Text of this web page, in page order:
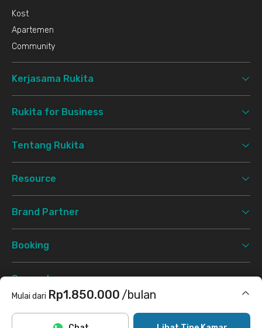
Mulai dari Rp1.850.000 /bulan
Termasuk internet/wifi, cleaning
Kost
Apartemen
Community
Kerjasama Rukita
Rukita for Business
Tentang Rukita
Resource
Brand Partner
Booking
Support
Syarat & Ketentuan Kebijakan Privasi